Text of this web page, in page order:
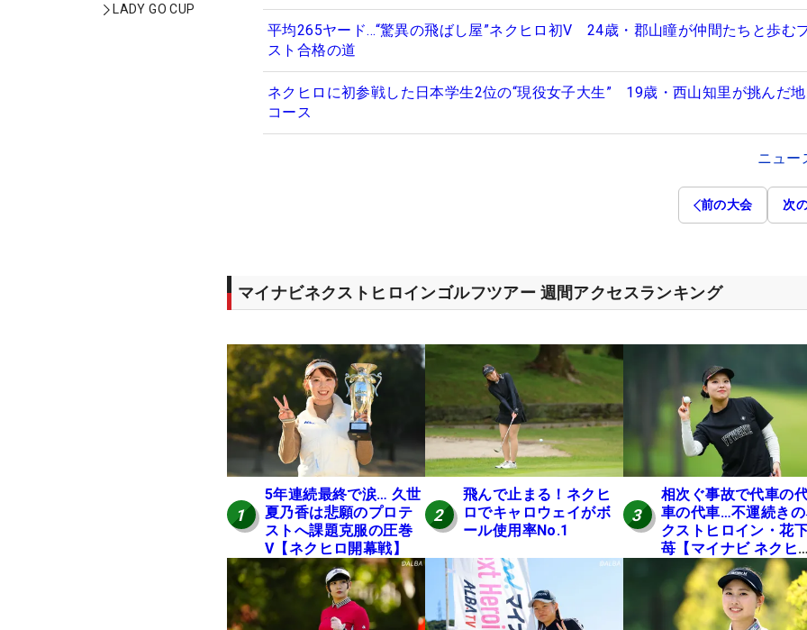
LADY GO CUP
平均265ヤード…“驚異の飛ばし屋”ネクヒロ初V 24歳・郡山瞳が仲間たちと歩む
スト合格の道
ネクヒロに初参戦した日本学生2位の“現役女子大生” 19歳・西山知里が挑んだ
コース
ニュー
前の大会 次
マイナビネクストヒロインゴルフツアー 週間アクセスランキング
1
5年連続最終で涙… 久世
夏乃香は悲願のプロテ
ストへ課題克服の圧巻
V【ネクヒロ開幕戦】
2
飛んで止まる！ネクヒ
ロでキャロウェイがボ
ール使用率No.1
3
相次ぐ事故で代車の
車の代車…不運続き
クストヒロイン・花
苺【マイナビ ネクヒ
第6戦】